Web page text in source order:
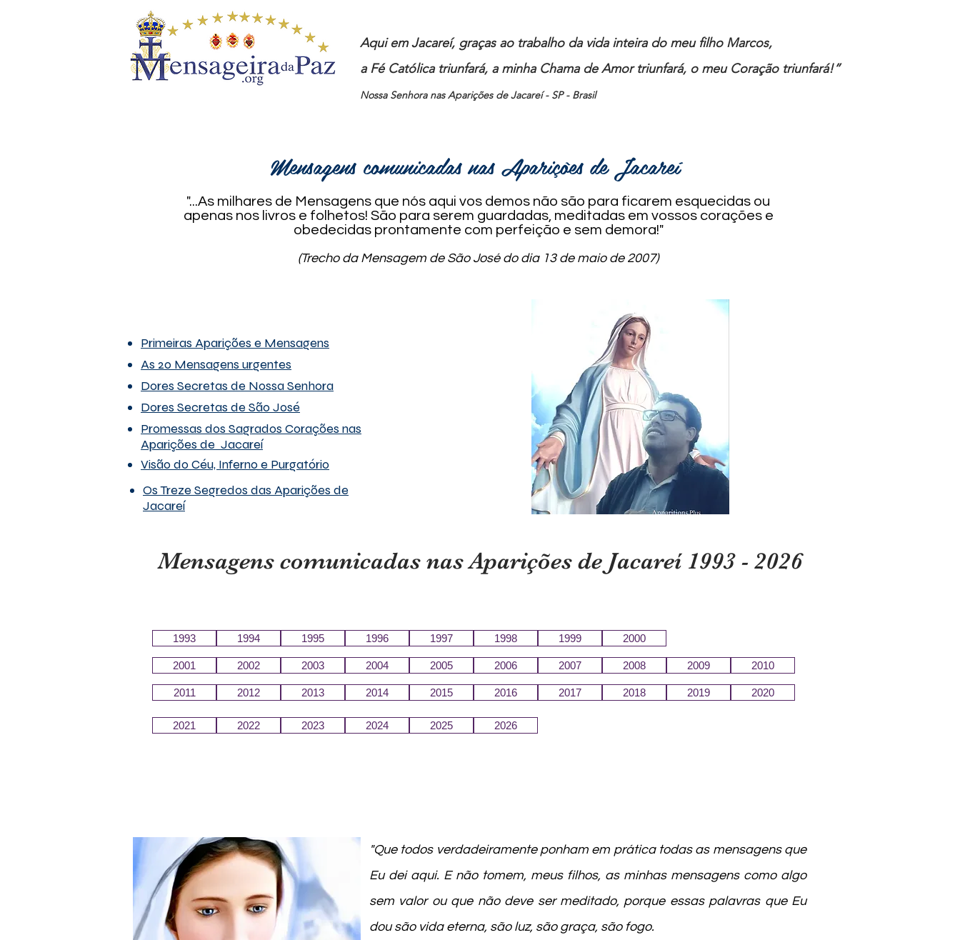
Aqui em Jacareí, graças ao trabalho da vida inteira do meu filho Marcos,
a Fé Católica triunfará, a minha Chama de Amor triunfará, o meu Coração triunfará!”
Nossa Senhora nas Aparições de Jacareí - SP - Brasil
Mensagens comunicadas nas Aparições de Jacareí
"...As milhares de Mensagens que nós aqui vos demos não são para ficarem esquecidas ou
apenas nos livros e folhetos! São para serem guardadas, meditadas em vossos corações e
obedecidas prontamente com perfeição e sem demora!"
(Trecho da Mensagem de São José do dia 13 de maio de 2007)
Primeiras Aparições e Mensagens
As 20 Mensagens urgentes
Dores Secretas de Nossa Senhora
Dores Secretas de São José
Promessas dos Sagrados Corações nas
Aparições de Jacareí
Visão do Céu, Inferno e Purgatório
Os Treze Segredos das Aparições de
Jacareí
Mensagens comunicadas nas Aparições de Jacareí 1993 - 2026
1993 1994 1995 1996 1997 1998 1999 2000
2001 2002 2003 2004 2005 2006 2007 2008 2009 2010
2011 2012 2013 2014 2015 2016 2017 2018 2019 2020
2021 2022 2023 2024 2025 2026
"Que todos verdadeiramente ponham em prática todas as mensagens que
Eu dei aqui. E não tomem, meus filhos, as minhas mensagens como algo
sem valor ou que não deve ser meditado, porque essas palavras que Eu
dou são vida eterna, são luz, são graça, são fogo.